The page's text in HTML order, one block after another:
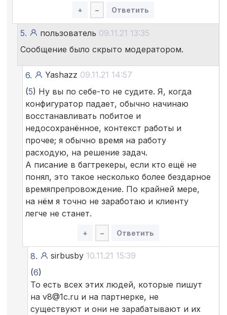
+ – Ответить
5. пользователь 09.11.21 13:35
Сообщение было скрыто модератором.
6. Yashazz 09.11.21 14:57
(5) Ну вы по себе-то не судите. Я, когда
конфигуратор падает, обычно начинаю
восстанавливать побитое и
недосохранённое, контекст работы и
прочее; я обычно время на работу
расходую, на решение задач.
А писание в багтрекеры, если кто ещё не
понял, это такое несколько более бездарное
времяпрепровождение. По крайней мере,
на нём я точно не заработаю и клиенту
легче не станет.
+ – Ответить
8. sirbusby 10.11.21 15:39
(6)
То есть всех этих людей, которые пишут
на v8@1c.ru и на партнерке, не
существуют и они не зарабатывают и их